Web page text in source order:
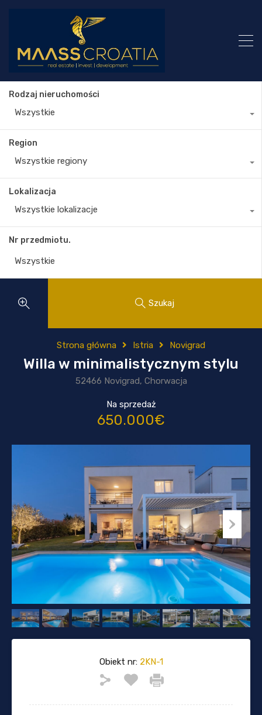
Rodzaj nieruchomości
Wszystkie
Region
Wszystkie regiony
Lokalizacja
Wszystkie lokalizacje
Nr przedmiotu.
Szukaj
Strona główna Istria Novigrad
Willa w minimalistycznym stylu
52466 Novigrad, Chorwacja
Na sprzedaż
650.000€
Obiekt nr:2KN-1